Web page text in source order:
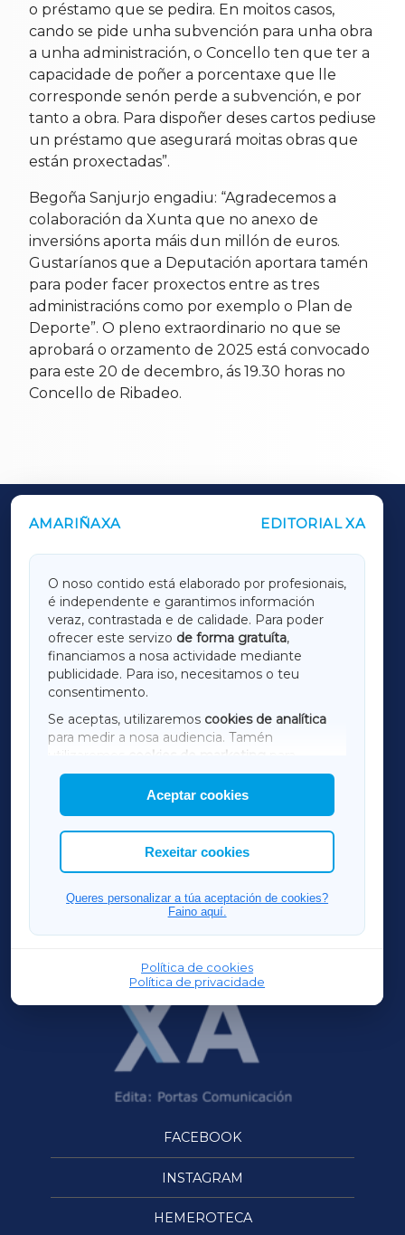
o préstamo que se pedira. En moitos casos,
cando se pide unha subvención para unha obra
a unha administración, o Concello ten que ter a
capacidade de poñer a porcentaxe que lle
corresponde senón perde a subvención, e por
tanto a obra. Para dispoñer deses cartos pediuse
un préstamo que asegurará moitas obras que
están proxectadas”.
Begoña Sanjurjo engadiu: “Agradecemos a
colaboración da Xunta que no anexo de
inversións aporta máis dun millón de euros.
Gustaríanos que a Deputación aportara tamén
para poder facer proxectos entre as tres
administracións como por exemplo o Plan de
Deporte”. O pleno extraordinario no que se
aprobará o orzamento de 2025 está convocado
para este 20 de decembro, ás 19.30 horas no
Concello de Ribadeo.
AMARIÑAXA EDITORIAL XA
O noso contido está elaborado por profesionais,
é independente e garantimos información
veraz, contrastada e de calidade. Para poder
ofrecer este servizo de forma gratuíta,
financiamos a nosa actividade mediante
publicidade. Para iso, necesitamos o teu
consentimento.
Se aceptas, utilizaremos cookies de analítica
para medir a nosa audiencia. Tamén
utilizaremos
cookies de marketing
mostrar publicidade de terceiros.
Así mesmo, podes personalizar a elección das
cookies que desexas permitir.
Aceptar cookies
Rexeitar cookies
Queres personalizar a túa aceptación de cookies?
Faino aquí.
Política de cookies
Política de privacidade
OUTROS PERIÓDICOS
LUGOXA
TERRACHAXA
AMARIÑAXA
RIBEIRASACRAXA
ACORUÑAXA
FERROLXA
OURENSEXA
FACEBOOK
INSTAGRAM
HEMEROTECA